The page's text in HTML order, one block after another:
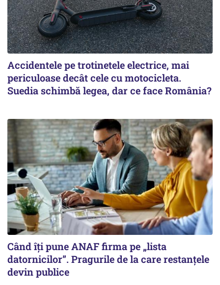
Accidentele pe trotinetele electrice, mai
periculoase decât cele cu motocicleta.
Suedia schimbă legea, dar ce face România?
Când îți pune ANAF firma pe „lista
datornicilor”. Pragurile de la care restanțele
devin publice